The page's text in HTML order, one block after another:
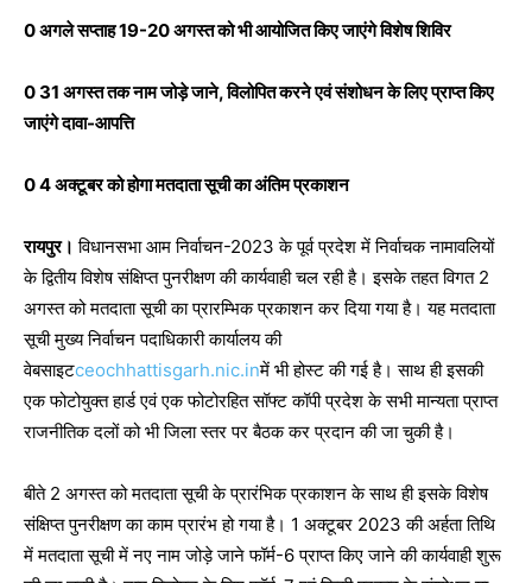
0 अगले सप्ताह 19-20 अगस्त को भी आयोजित किए जाएंगे विशेष शिविर
0 31 अगस्त तक नाम जोड़े जाने, विलोपित करने एवं संशोधन के लिए प्राप्त किए
जाएंगे दावा-आपत्ति
0 4 अक्टूबर को होगा मतदाता सूची का अंतिम प्रकाशन
रायपुर। विधानसभा आम निर्वाचन-2023 के पूर्व प्रदेश में निर्वाचक नामावलियों
के द्वितीय विशेष संक्षिप्त पुनरीक्षण की कार्यवाही चल रही है। इसके तहत विगत 2
अगस्त को मतदाता सूची का प्रारम्भिक प्रकाशन कर दिया गया है। यह मतदाता
सूची मुख्य निर्वाचन पदाधिकारी कार्यालय की
वेबसाइटceochhattisgarh.nic.inमें भी होस्ट की गई है। साथ ही इसकी
एक फोटोयुक्त हार्ड एवं एक फोटोरहित सॉफ्ट कॉपी प्रदेश के सभी मान्यता प्राप्त
राजनीतिक दलों को भी जिला स्तर पर बैठक कर प्रदान की जा चुकी है।
बीते 2 अगस्त को मतदाता सूची के प्रारंभिक प्रकाशन के साथ ही इसके विशेष
संक्षिप्त पुनरीक्षण का काम प्रारंभ हो गया है। 1 अक्टूबर 2023 की अर्हता तिथि
में मतदाता सूची में नए नाम जोड़े जाने फॉर्म-6 प्राप्त किए जाने की कार्यवाही शुरू